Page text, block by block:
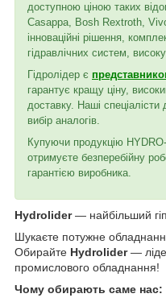
доступною ціною таких
Casappa, Bosh Rextroth,
інноваційні рішення,
гідравлічних систем, високу
Гідролідер є
гарантує кращу ціну,
доставку. Наші
вибір аналогів.
Купуючи продукцію
отримуєте безперебійну
гарантією виробника.
Hydrolider— найбільший
Шукаєте потужне
Обирайте Hydrolider—
промислового обладнання!
Чому обирають саме нас: